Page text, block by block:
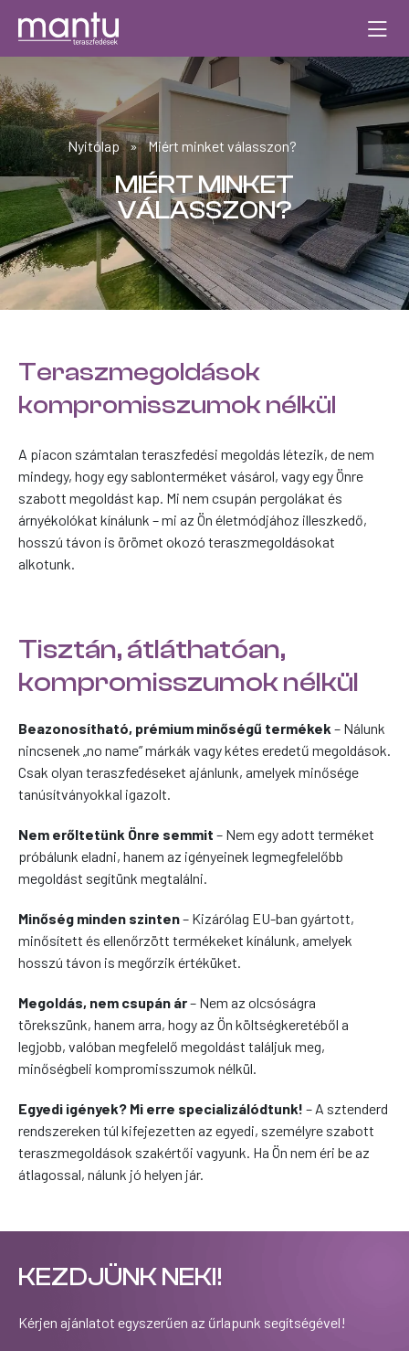
Nyitólap » Miért minket válasszon?
MIÉRT MINKET
VÁLASSZON?
Teraszmegoldások
kompromisszumok nélkül
A piacon számtalan teraszfedési megoldás létezik, de nem
mindegy, hogy egy sablonterméket vásárol, vagy egy Önre
szabott megoldást kap. Mi nem csupán pergolákat és
árnyékolókat kínálunk – mi az Ön életmódjához illeszkedő,
hosszú távon is örömet okozó teraszmegoldásokat
alkotunk.
Tisztán, átláthatóan,
kompromisszumok nélkül
Beazonosítható, prémium minőségű termékek – Nálunk
nincsenek „no name” márkák vagy kétes eredetű megoldások.
Csak olyan teraszfedéseket ajánlunk, amelyek minősége
tanúsítványokkal igazolt.
Nem erőltetünk Önre semmit – Nem egy adott terméket
próbálunk eladni, hanem az igényeinek legmegfelelőbb
megoldást segítünk megtalálni.
Minőség minden szinten– Kizárólag EU-ban gyártott,
minősített és ellenőrzött termékeket kínálunk, amelyek
hosszú távon is megőrzik értéküket.
Megoldás, nem csupán ár– Nem az olcsóságra
törekszünk, hanem arra, hogyaz Ön költségkeretéből a
legjobb, valóban megfelelő megoldást találjuk meg,
minőségbeli kompromisszumok nélkül.
Egyedi igények? Mi erre specializálódtunk! – A sztenderd
rendszereken túl kifejezetten az egyedi, személyre szabott
teraszmegoldások szakértői vagyunk. Ha Ön nem éri be az
átlagossal, nálunk jó helyen jár.
KEZDJÜNK NEKI!
Kérjen ajánlatot egyszerűen az űrlapunk segítségével!